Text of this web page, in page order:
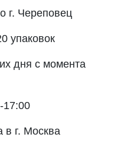
г. Череповец
упаковок
дня с момента
17:00
в г. Москва